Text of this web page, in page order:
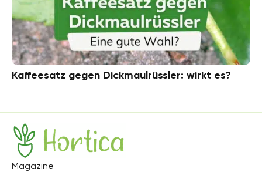
Kaffeesatz gegen Dickmaulrüssler: wirkt es?
Hortica
Magazine